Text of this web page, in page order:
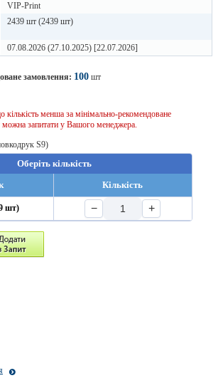
VIP-Print
2439 шт (2439 шт)
07.08.2026 (27.10.2025) [22.07.2026]
замовлення: 100 шт
менша за мінімально-рекомендоване
можна запитати у Вашого менеджера.
S9)
Оберіть кількість
Кількість
шт) − +